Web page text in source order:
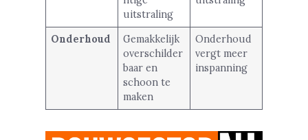
uitstraling
Onderhoud
Gemakkelijk
overschilder
baar en
schoon te
maken
Onderhoud
vergt meer
inspanning